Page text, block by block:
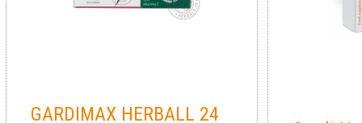
GARDIMAX HERBALL 24